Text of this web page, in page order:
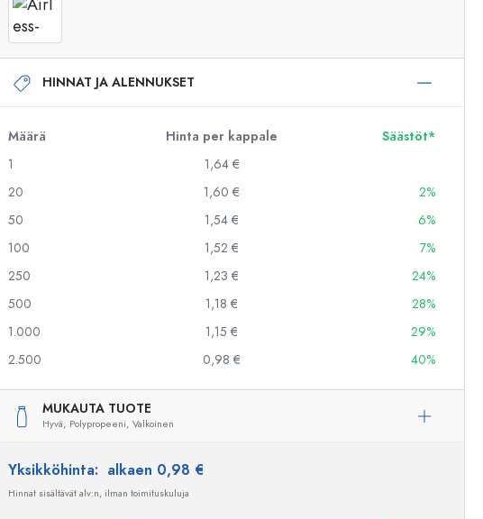
pumppupullot
pullot
pullot
HINNAT JA ALENNUKSET
Määrä Hinta per kappale
Säästöt*
1
1,64 €
20
1,60 €
2%
50
1,54 €
6%
100
1,52 €
7%
250
1,23 €
24%
500
1,18 €
28%
1.000
1,15 €
29%
2.500
0,98 € 40%
MUKAUTA TUOTE
Hyvä, Polypropeeni, Valkoinen
Yksikköhinta: alkaen 0,98 €
Hinnat sisältävät alv:n, ilman toimituskuluja